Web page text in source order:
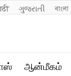
ગુજરાતી বাংলা
ஆன்மீகம்